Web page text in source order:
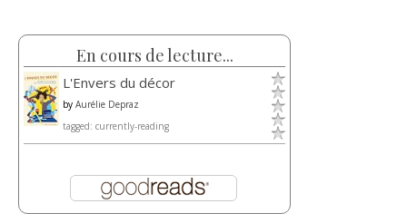
En cours de lecture...
L'Envers du décor
by Aurélie Depraz
tagged: currently-reading